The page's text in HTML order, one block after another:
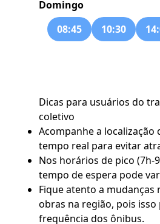
Domingo
08:45
10:30
Dicas para usuários do
coletivo
Acompanhe a localização
tempo real para evitar
Nos horários de pico (7h-
tempo de espera pode
Fique atento a mudanças
obras na região, pois isso
frequência dos ônibus.